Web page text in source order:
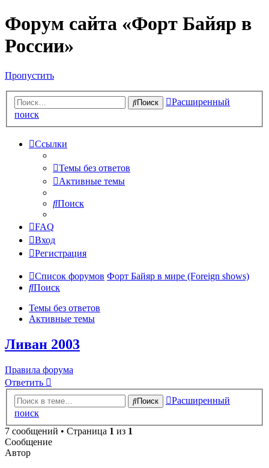
Форум сайта «Форт Байяр в
России»
Пропустить
Поиск
Расширенный
поиск
Ссылки
Темы без ответов
Активные темы
Поиск
FAQ
Вход
Регистрация
Список форумов Форт Байяр в мире (Foreign shows)
Поиск
Темы без ответов
Активные темы
Ливан 2003
Правила форума
Ответить
Поиск
Расширенный
поиск
7 сообщений • Страница 1 из 1
Сообщение
Автор